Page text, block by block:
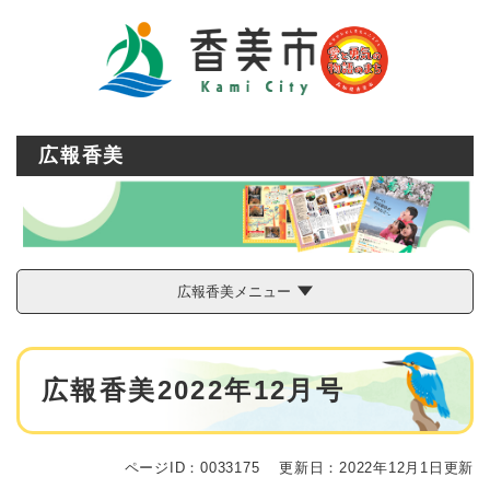
広報香美
広報香美メニュー
本
広報香美2022年12月号
ページID：0033175 更新日：2022年12月1日更新